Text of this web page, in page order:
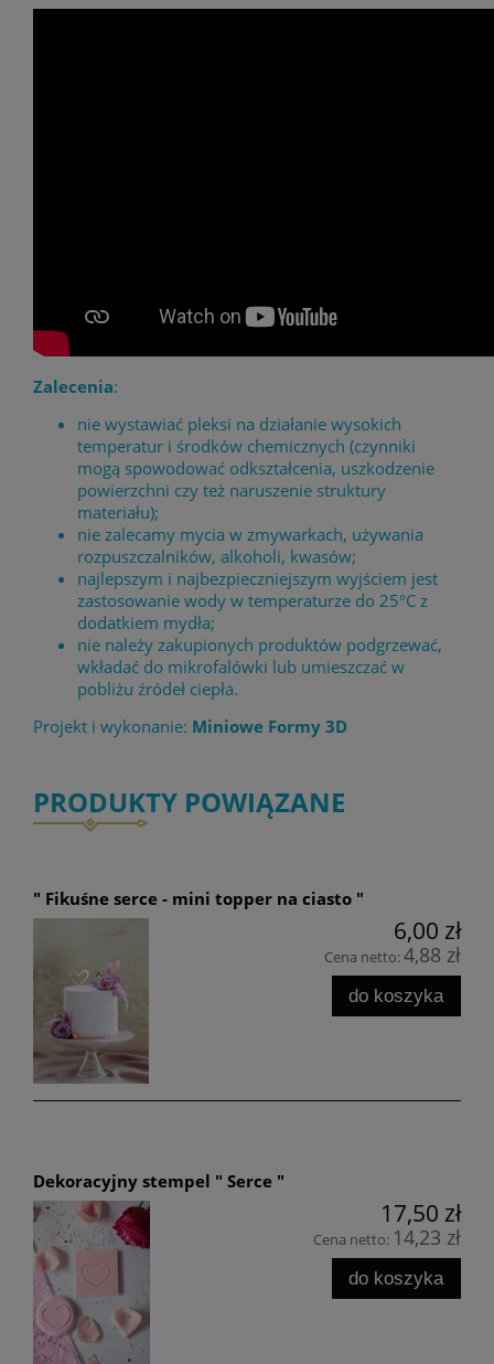
Zalecenia:
nie wystawiać pleksi na działanie wysokich
temperatur i środków chemicznych (czynniki
mogą spowodować odkształcenia, uszkodzenie
powierzchni czy też naruszenie struktury
materiału);
nie zalecamy mycia w zmywarkach, używania
rozpuszczalników, alkoholi, kwasów;
najlepszym i najbezpieczniejszym wyjściem jest
zastosowanie wody w temperaturze do 25°C z
dodatkiem mydła;
nie należy zakupionych produktów podgrzewać,
wkładać do mikrofalówki lub umieszczać w
pobliżu źródeł ciepła.
Projekt i wykonanie: Miniowe Formy 3D
PRODUKTY POWIĄZANE
" Fikuśne serce - mini topper na ciasto "
6,00 zł
Cena netto:4,88 zł
do koszyka
Dekoracyjny stempel " Serce "
17,50 zł
Cena netto: 14,23 zł
do koszyka